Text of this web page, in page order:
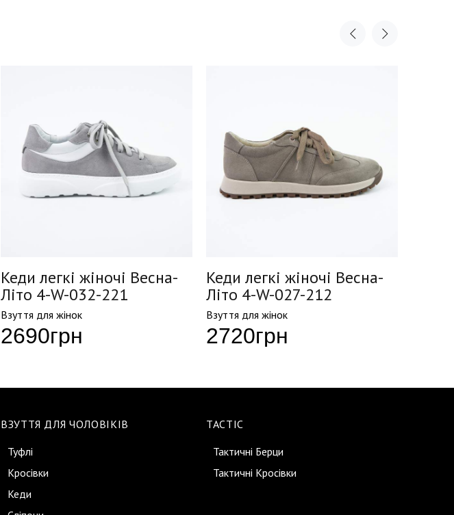
Кеди легкі жіночі Весна-
Літо 4-W-032-221
Взуття для жінок
2690грн
Кеди легкі жіночі Весна-
Літо 4-W-027-212
Взуття для жінок
2720грн
ВЗУТТЯ ДЛЯ ЧОЛОВІКІВ
Туфлі
Кросівки
Кеди
TACTIC
Тактичні Берци
Тактичні Кросівки